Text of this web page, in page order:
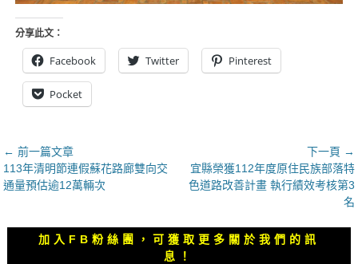
分享此文：
Facebook Twitter Pinterest
Pocket
文
章
導
← 前一篇文章
上
一
113年清明節連假蘇花路廊雙向交
通量預估逾12萬輛次
下一頁 →
一
章：
宜縣榮獲112年度原住民族部落特
色道路改善計畫 執行績效考核第3
名
加入FB粉絲團，可獲取更多關於我們的訊
息！